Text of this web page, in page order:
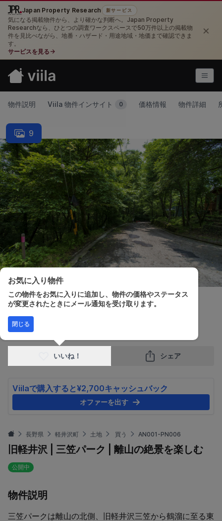
Japan Property Research 新サービス
気になる掲載物件から、より確かな判断へ。Japan Property
Researchなら、ひとつの調査ワークスペースで50万件以上の掲載物
件を見比べながら、地番・ハザード・用途地域・地価まで確認できま
す。
サービスを見る →
×
物件説明 Viila 物件インサイト 0 価格情報 物件詳細
9
販売価格
¥2,700,000
いいね！ シェア
Viilaで購入すると¥2,700キャッシュバック
オファーを出す
長野県 軽井沢町 土地 買う AN001-PN006
旧軽井沢 | 三笠パーク | 離山の絶景を楽しむ
公開中
物件説明
三笠パークは離山の北側、旧軽井沢三笠から鶴溜に至る東
お気に入り物件
この物件をお気に入りに追加し、物件の価格やステータス
が変更されたときにメール通知を受け取ります。
閉じる